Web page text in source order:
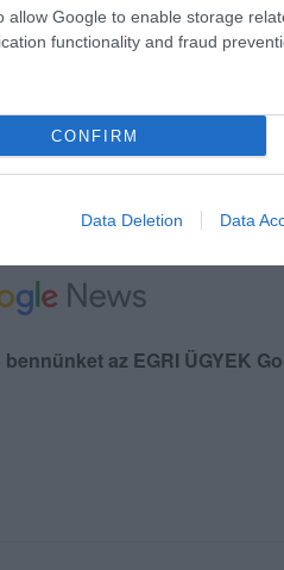
allow Google to enable storage
functionality and fraud
CONFIRM
Data Deletion Data
és a választások
távol maradni,
a választókat
miatt döntöttem úgy
nyilatkozta a portálnak.
az EGRI ÜGYEK